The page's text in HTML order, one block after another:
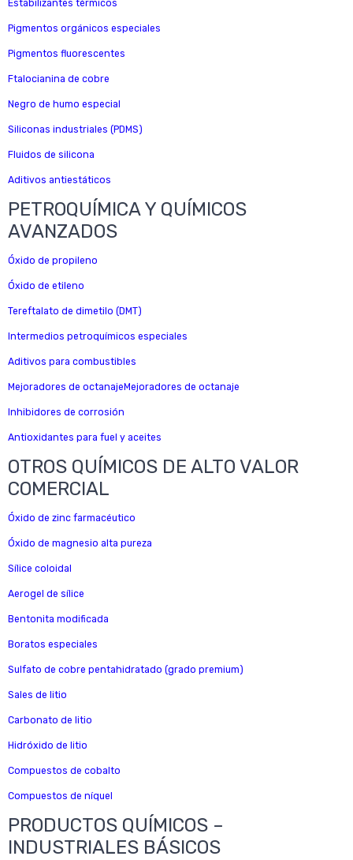
Estabilizantes térmicos
Pigmentos orgánicos especiales
Pigmentos fluorescentes
Ftalocianina de cobre
Negro de humo especial
Siliconas industriales (PDMS)
Fluidos de silicona
Aditivos antiestáticos
PETROQUÍMICA Y QUÍMICOS
AVANZADOS
Óxido de propileno
Óxido de etileno
Tereftalato de dimetilo (DMT)
Intermedios petroquímicos especiales
Aditivos para combustibles
Mejoradores de octanajeMejoradores de octanaje
Inhibidores de corrosión
Antioxidantes para fuel y aceites
OTROS QUÍMICOS DE ALTO VALOR
COMERCIAL
Óxido de zinc farmacéutico
Óxido de magnesio alta pureza
Sílice coloidal
Aerogel de sílice
Bentonita modificada
Boratos especiales
Sulfato de cobre pentahidratado (grado premium)
Sales de litio
Carbonato de litio
Hidróxido de litio
Compuestos de cobalto
Compuestos de níquel
PRODUCTOS QUÍMICOS –
INDUSTRIALES BÁSICOS